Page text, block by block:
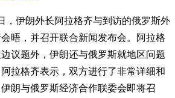
，伊朗外长阿拉格齐与到访的俄罗斯外
晤，并召开联合新闻发布会。阿拉格
议题外，伊朗还与俄罗斯就地区问题
拉格齐表示，双方进行了非常详细和
朗与俄罗斯经济合作联委会即将召